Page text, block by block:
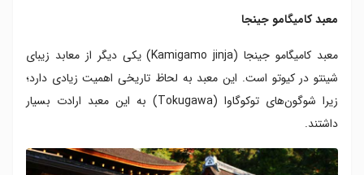
معبد کامیگامو جینجا
معبد کامیگامو جینجا (Kamigamo jinja) یکی دیگر از معابد زیبای
شینتو در کیوتو است. این معبد به لحاظ تاریخی اهمیت زیادی دارد؛
زیرا شوگون‌های توکوگاوا (Tokugawa) به این معبد ارادت بسیار
داشتند.